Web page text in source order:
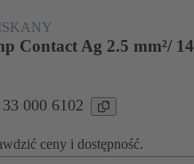
Contact Ag 2.5 mm²/ 14
000 6102
ceny i dostępność.